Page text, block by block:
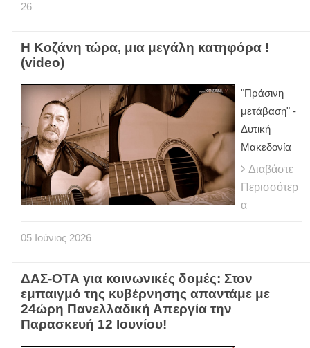
26
H Κοζάνη τώρα, μια μεγάλη κατηφόρα !
(video)
"Πράσινη
μετάβαση" -
Δυτική
Μακεδονία
Διαβάστε
Περισσότερ
α
05 Ιούνιος 2026
ΔΑΣ-ΟΤΑ για κοινωνικές δομές: Στον
εμπαιγμό της κυβέρνησης απαντάμε με
24ώρη Πανελλαδική Απεργία την
Παρασκευή 12 Ιουνίου!